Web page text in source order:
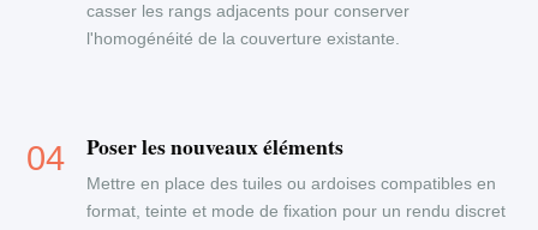
casser les rangs adjacents pour conserver
l'homogénéité de la couverture existante.
Poser les nouveaux éléments
Mettre en place des tuiles ou ardoises compatibles en
format, teinte et mode de fixation pour un rendu discret